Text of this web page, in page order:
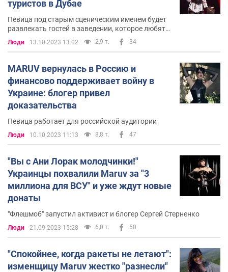
туристов в Дубае
Певица под старым сценическим именем будет
развлекать гостей в заведении, которое любят
Люди 13.10.2023 13:02 2,9 т. 34
MARUV вернулась в Россию и
финансово поддерживает войну в
Украине: блогер привел
доказательства
Певица работает для российской аудитории
Люди 10.10.2023 11:13 8,8 т. 47
"Вы с Ани Лорак молодчинки!"
Украинцы похвалили Maruv за "3
миллиона для ВСУ" и уже ждут новые
донаты
"Флешмоб" запустил активист и блогер Сергей Стерненко
Люди 21.09.2023 15:28 6,0 т. 50
"Спокойнее, когда ракеты не летают":
изменщицу Maruv жестко "разнесли"